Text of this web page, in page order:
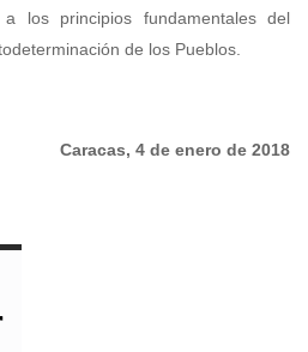
los principios fundamentales del
de los Pueblos.
Caracas, 4 de enero de 2018